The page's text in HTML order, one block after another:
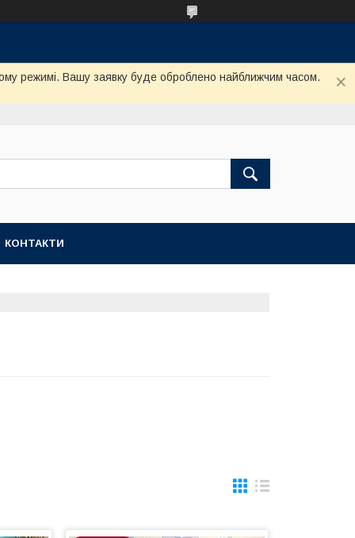
режимі. Вашу заявку буде оброблено найближчим часом.
КОНТАКТИ